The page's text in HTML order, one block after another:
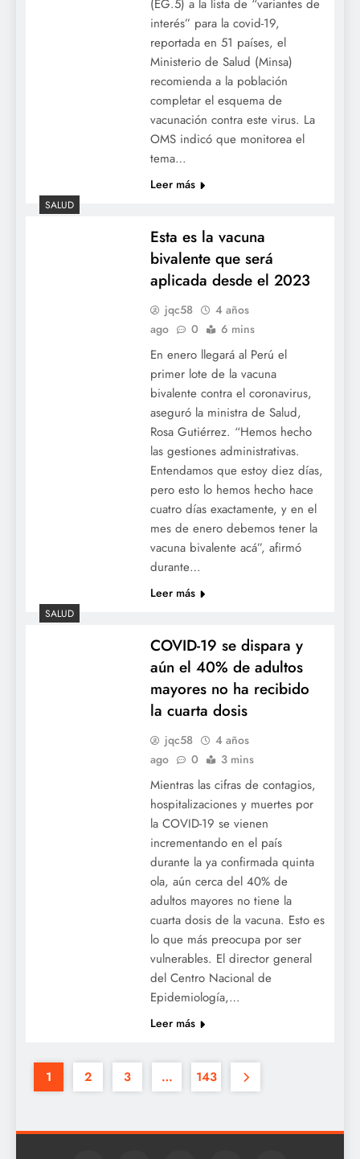
(EG.5) a la lista de “variantes de
interés” para la covid-19,
reportada en 51 países, el
Ministerio de Salud (Minsa)
recomienda a la población
completar el esquema de
vacunación contra este virus. La
OMS indicó que monitorea el
tema…
Leer más
SALUD
Esta es la vacuna
bivalente que será
aplicada desde el 2023
jqc58
4 años
ago
0 6 mins
En enero llegará al Perú el
primer lote de la vacuna
bivalente contra el coronavirus,
aseguró la ministra de Salud,
Rosa Gutiérrez. “Hemos hecho
las gestiones administrativas.
Entendamos que estoy diez días,
pero esto lo hemos hecho hace
cuatro días exactamente, y en el
mes de enero debemos tener la
vacuna bivalente acá”, afirmó
durante…
Leer más
SALUD
COVID-19 se dispara y
aún el 40% de adultos
mayores no ha recibido
la cuarta dosis
jqc58
4 años
ago
0 3 mins
Mientras las cifras de contagios,
hospitalizaciones y muertes por
la COVID-19 se vienen
incrementando en el país
durante la ya confirmada quinta
ola, aún cerca del 40% de
adultos mayores no tiene la
cuarta dosis de la vacuna. Esto es
lo que más preocupa por ser
vulnerables. El director general
del Centro Nacional de
Epidemiología,…
Leer más
1 2 3 … 143